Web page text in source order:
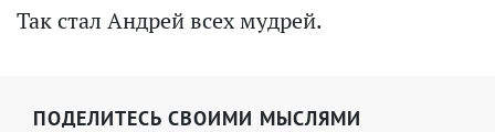
Так стал Андрей всех мудрей.
ПОДЕЛИТЕСЬ СВОИМИ МЫСЛЯМИ